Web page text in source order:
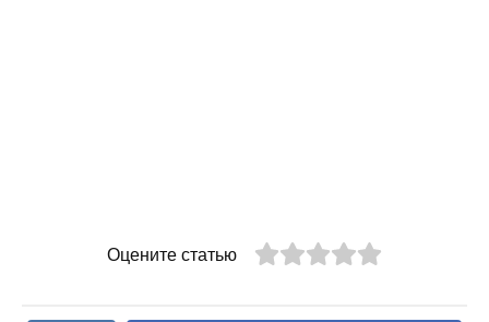
Оцените статью